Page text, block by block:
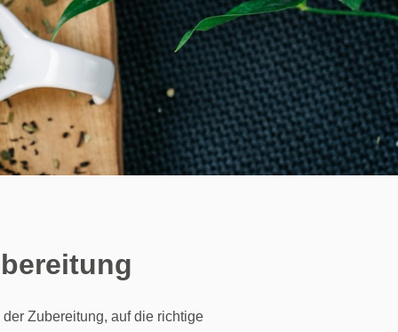
Zubereitung, auf die richtige